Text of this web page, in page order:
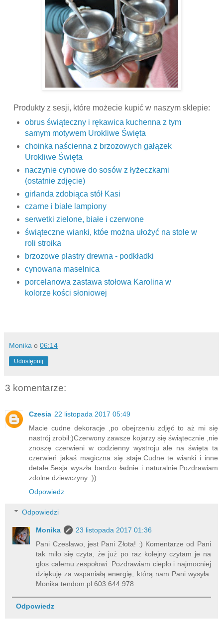
Produkty z sesji, które możecie kupić w naszym sklepie:
obrus świąteczny i rękawica kuchenna z tym
samym motywem Urokliwe Święta
choinka naścienna z brzozowych gałązek
Urokliwe Święta
naczynie cynowe do sosów z łyżeczkami
(ostatnie zdjęcie)
girlanda zdobiąca stół Kasi
czarne i białe lampiony
serwetki zielone, białe i czerwone
świąteczne wianki, któe można ułożyć na stole w
roli stroika
brzozowe plastry drewna - podkładki
cynowana maselnica
porcelanowa zastawa stołowa Karolina w
kolorze kości słoniowej
Monika o 06:14
Udostępnij
3 komentarze:
Czesia 22 listopada 2017 05:49
Macie cudne dekoracje ,po obejrzeniu zdjęć to aż mi się
nastrój zrobił:)Czerwony zawsze kojarzy się świątecznie ,nie
znoszę czerwieni w codzienny wystroju ale na święta ta
czerwień jakaś magiczna się staje.Cudne te wianki i inne
detale.Sesja wyszła bardzo ładnie i naturalnie.Pozdrawiam
zdolne dziewczyny :))
Odpowiedz
Odpowiedzi
Monika
23 listopada 2017 01:36
Pani Czesławo, jest Pani Złota! :) Komentarze od Pani
tak miło się czyta, że już po raz kolejny czytam je na
głos całemu zespołowi. Pozdrawiam ciepło i najmocniej
dziękuję za wspaniałą energię, którą nam Pani wysyła.
Monika tendom.pl 603 644 978
Odpowiedz